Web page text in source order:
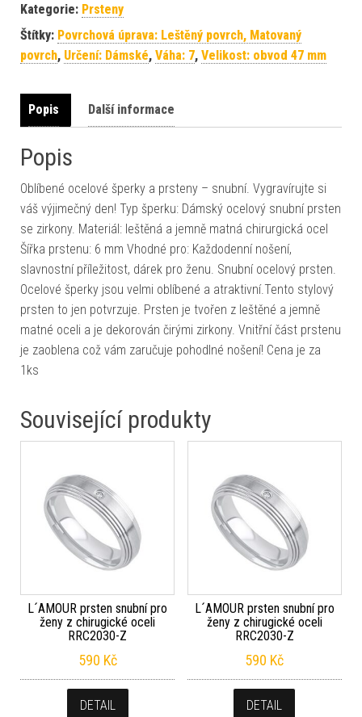
Kategorie: Prsteny
Štítky: Povrchová úprava: Leštěný povrch, Matovaný
povrch, Určení: Dámské, Váha: 7, Velikost: obvod 47 mm
Popis Další informace
Popis
Oblíbené ocelové šperky a prsteny – snubní. Vygravírujte si
váš výjimečný den! Typ šperku: Dámský ocelový snubní prsten
se zirkony. Materiál: leštěná a jemně matná chirurgická ocel
Šířka prstenu: 6 mm Vhodné pro: Každodenní nošení,
slavnostní příležitost, dárek pro ženu. Snubní ocelový prsten.
Ocelové šperky jsou velmi oblíbené a atraktivní.Tento stylový
prsten to jen potvrzuje. Prsten je tvořen z leštěné a jemně
matné oceli a je dekorován čirými zirkony. Vnitřní část prstenu
je zaoblena což vám zaručuje pohodlné nošení! Cena je za
1ks
Související produkty
L´AMOUR prsten snubní pro
ženy z chirugické oceli
RRC2030-Z
590 Kč
DETAIL
L´AMOUR prsten snubní pro
ženy z chirugické oceli
RRC2030-Z
590 Kč
DETAIL